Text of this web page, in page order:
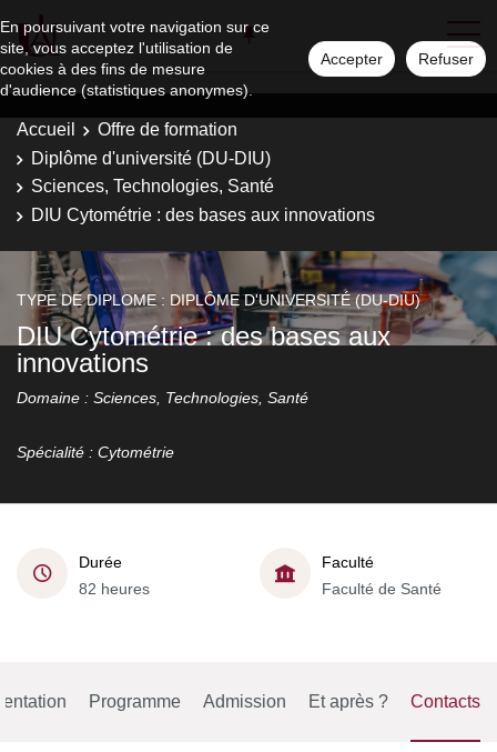
En poursuivant votre navigation sur ce
site, vous acceptez l'utilisation de
cookies à des fins de mesure
d'audience (statistiques anonymes).
Accepter Refuser
Accueil
Offre de formation
Diplôme d'université (DU-DIU)
Sciences, Technologies, Santé
DIU Cytométrie : des bases aux innovations
TYPE DE DIPLOME : DIPLÔME D'UNIVERSITÉ (DU-DIU)
DIU Cytométrie : des bases aux
innovations
Domaine : Sciences, Technologies, Santé
Spécialité : Cytométrie
Durée
82 heures
Faculté
Faculté de Santé
Programme Admission Et après ? Contacts